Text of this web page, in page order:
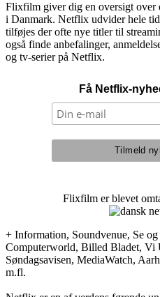
Flixfilm giver dig en oversigt over
i Danmark. Netflix udvider hele
tilføjes der ofte nye titler til
også finde anbefalinger,
og tv-serier på Netflix.
Få Netflix-
Flixfilm er blevet
+ Information, Soundvenue, Se
Computerworld, Billed Bladet, Vi
Søndagsavisen, MediaWatch,
m.fl.